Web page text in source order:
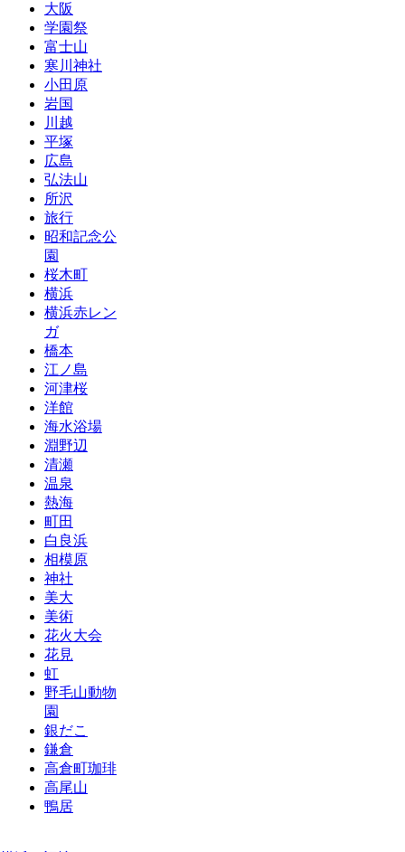
大阪
学園祭
富士山
寒川神社
小田原
岩国
川越
平塚
広島
弘法山
所沢
旅行
昭和記念公
園
桜木町
横浜
横浜赤レン
ガ
橋本
江ノ島
河津桜
洋館
海水浴場
淵野辺
清瀬
温泉
熱海
町田
白良浜
相模原
神社
美大
美術
花火大会
花見
虹
野毛山動物
園
銀だこ
鎌倉
高倉町珈琲
高尾山
鴨居